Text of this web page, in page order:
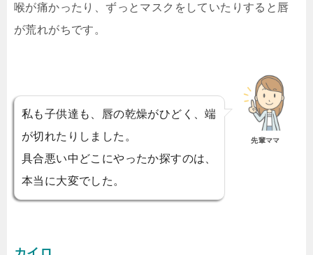
喉が痛かったり、ずっとマスクをしていたりすると唇
が荒れがちです。
私も子供達も、唇の乾燥がひどく、端
が切れたりしました。
具合悪い中どこにやったか探すのは、
本当に大変でした。
先輩ママ